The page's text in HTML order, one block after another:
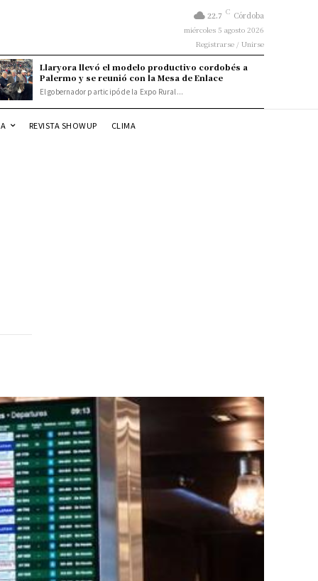
22.7 C Córdoba
miércoles 5 agosto 2026
Registrarse / Unirse
Llaryora llevó el modelo productivo cordobés a
Palermo y se reunió con la Mesa de Enlace
El gobernador participó de la Expo Rural...
REVISTA SHOWUP CLIMA